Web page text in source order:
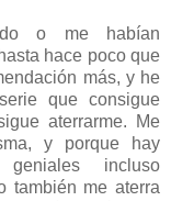
o me habían
hace poco que
más, y he
que consigue
aterrarme. Me
y porque hay
incluso
también me aterra